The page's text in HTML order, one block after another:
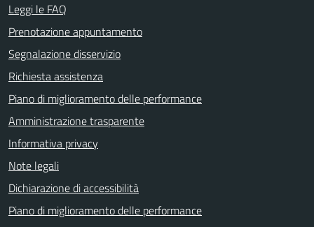
Leggi le FAQ
Prenotazione appuntamento
Segnalazione disservizio
Richiesta assistenza
Piano di miglioramento delle performance
Amministrazione trasparente
Informativa privacy
Note legali
Dichiarazione di accessibilità
Piano di miglioramento delle performance